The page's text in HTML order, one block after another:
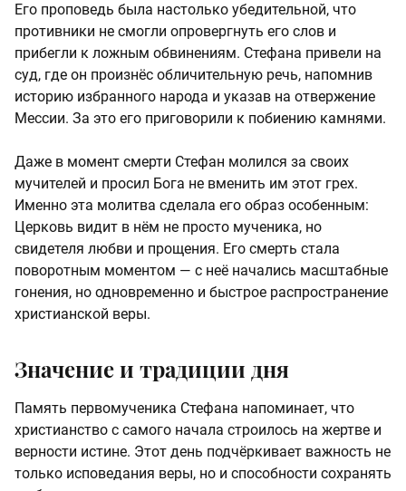
Его проповедь была настолько убедительной, что
противники не смогли опровергнуть его слов и
прибегли к ложным обвинениям. Стефана привели на
суд, где он произнёс обличительную речь, напомнив
историю избранного народа и указав на отвержение
Мессии. За это его приговорили к побиению камнями.
Даже в момент смерти Стефан молился за своих
мучителей и просил Бога не вменить им этот грех.
Именно эта молитва сделала его образ особенным:
Церковь видит в нём не просто мученика, но
свидетеля любви и прощения. Его смерть стала
поворотным моментом — с неё начались масштабные
гонения, но одновременно и быстрое распространение
христианской веры.
Значение и традиции дня
Память первомученика Стефана напоминает, что
христианство с самого начала строилось на жертве и
верности истине. Этот день подчёркивает важность не
только исповедания веры, но и способности сохранять